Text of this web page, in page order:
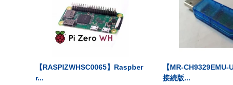
【RASPIZWHSC0065】Raspber
r...
【MR-CH9329EMU-
接続版...